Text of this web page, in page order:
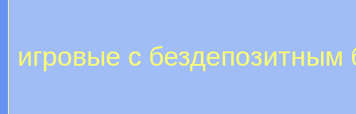
игровые с бездепозитным